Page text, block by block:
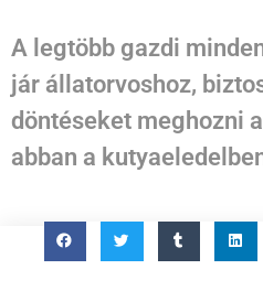
A legtöbb gazdi
jár állatorvoshoz,
döntéseket meghozni
abban a